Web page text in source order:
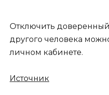
Отключить доверенный
другого человека
личном кабинете.
Источник